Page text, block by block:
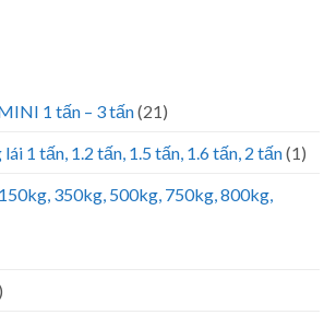
1 tấn – 3 tấn(21)
1 tấn, 1.2 tấn, 1.5 tấn, 1.6 tấn, 2 tấn(1)
350kg, 500kg, 750kg, 800kg,